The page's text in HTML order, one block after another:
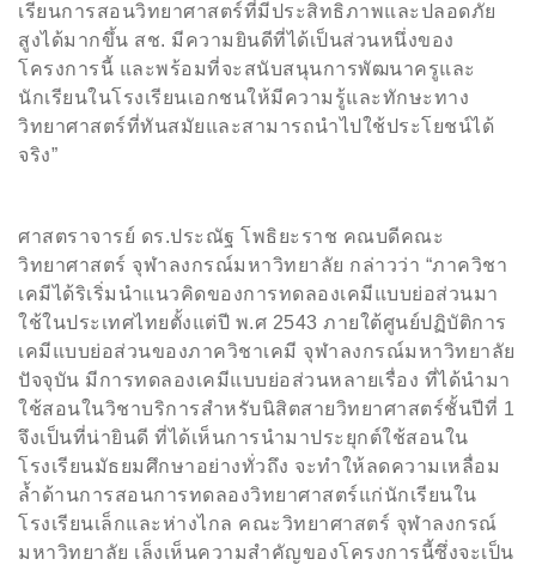
เรียนการสอนวิทยาศาสตร์ที่มีประสิทธิภาพและปลอดภัย
สูงได้มากขึ้น สช. มีความยินดีที่ได้เป็นส่วนหนึ่งของ
โครงการนี้ และพร้อมที่จะสนับสนุนการพัฒนาครูและ
นักเรียนในโรงเรียนเอกชนให้มีความรู้และทักษะทาง
วิทยาศาสตร์ที่ทันสมัยและสามารถนำไปใช้ประโยชน์ได้
จริง”
ศาสตราจารย์ ดร.ประณัฐ โพธิยะราช คณบดีคณะ
วิทยาศาสตร์ จุฬาลงกรณ์มหาวิทยาลัย กล่าวว่า “ภาควิชา
เคมีได้ริเริ่มนำแนวคิดของการทดลองเคมีแบบย่อส่วนมา
ใช้ในประเทศไทยตั้งแต่ปี พ.ศ 2543 ภายใต้ศูนย์ปฏิบัติการ
เคมีแบบย่อส่วนของภาควิชาเคมี จุฬาลงกรณ์มหาวิทยาลัย
ปัจจุบัน มีการทดลองเคมีแบบย่อส่วนหลายเรื่อง ที่ได้นำมา
ใช้สอนในวิชาบริการสำหรับนิสิตสายวิทยาศาสตร์ชั้นปีที่ 1
จึงเป็นที่น่ายินดี ที่ได้เห็นการนำมาประยุกต์ใช้สอนใน
โรงเรียนมัธยมศึกษาอย่างทั่วถึง จะทำให้ลดความเหลื่อม
ล้ำด้านการสอนการทดลองวิทยาศาสตร์แก่นักเรียนใน
โรงเรียนเล็กและห่างไกล คณะวิทยาศาสตร์ จุฬาลงกรณ์
มหาวิทยาลัย เล็งเห็นความสำคัญของโครงการนี้ซึ่งจะเป็น